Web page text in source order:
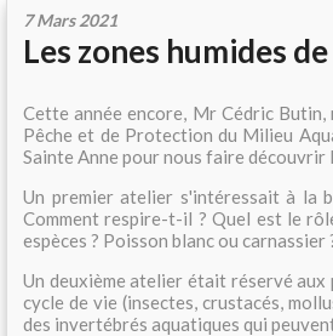
7 Mars 2021
Les zones humides
Cette année encore, Mr Cédric
Pêche et de Protection du Milieu
Sainte Anne pour nous faire découvrir
Un premier atelier s'intéressait à la
Comment respire-t-il ? Quel est le
espèces ? Poisson blanc ou carnassier
Un deuxième atelier était réservé aux
cycle de vie (insectes, crustacés,
des invertébrés aquatiques qui